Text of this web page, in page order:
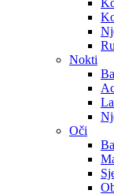
Nokti
Oči